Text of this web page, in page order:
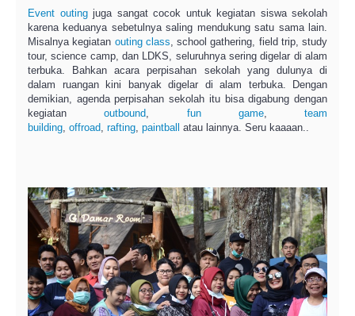
Event outingjuga sangat cocok untuk kegiatan siswa sekolah
karena keduanya sebetulnya saling mendukung satu sama lain.
Misalnya kegiatan outing class, school gathering, field trip, study
tour, science camp, dan LDKS, seluruhnya sering digelar di alam
terbuka. Bahkan acara perpisahan sekolah yang dulunya di
dalam ruangan kini banyak digelar di alam terbuka. Dengan
demikian, agenda perpisahan sekolah itu bisa digabung dengan
kegiatanoutbound, fun game, team
building, offroad, rafting, paintball atau lainnya. Seru kaaaan..